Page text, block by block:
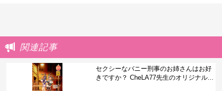
関連記事
セクシーなバニー刑事のお姉さんはお好
きですか？ CheLA77先生のオリジナル...